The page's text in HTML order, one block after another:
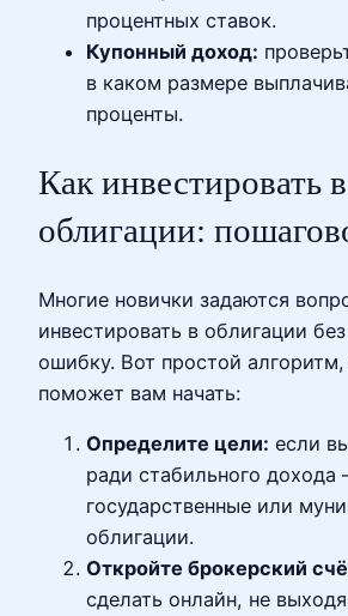
процентных ставок.
Купонный доход:
в каком размере
проценты.
Как инвестировать в
облигации:
Многие новички задаются
инвестировать в облигации
ошибку. Вот простой
поможет вам начать:
Определите цели: если
ради стабильного
государственные или
облигации.
Откройте брокерский
сделать онлайн, не